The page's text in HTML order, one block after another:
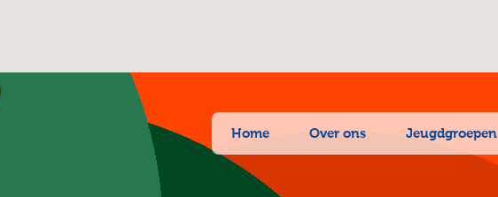
Home Over ons Jeugdgroepen